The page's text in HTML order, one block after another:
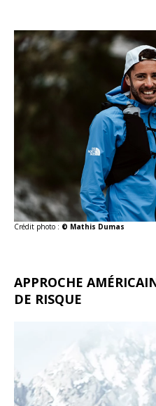
Crédit photo : © Mathis Dumas
APPROCHE
DE RISQUE